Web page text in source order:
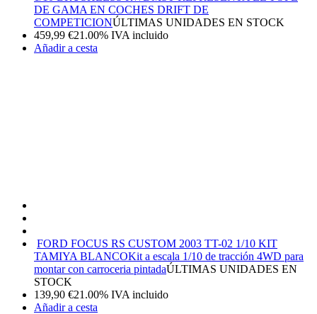
DE GAMA EN COCHES DRIFT DE
COMPETICIONÚLTIMAS UNIDADES EN STOCK
459,99 €21.00% IVA incluido
Añadir a cesta
FORD FOCUS RS CUSTOM 2003 TT-02 1/10 KIT
TAMIYA BLANCOKit a escala 1/10 de tracción 4WD para
montar con carroceria pintadaÚLTIMAS UNIDADES EN
STOCK
139,90 €21.00% IVA incluido
Añadir a cesta